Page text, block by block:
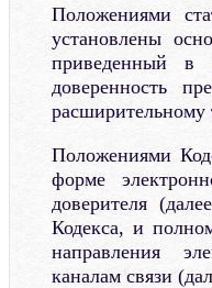
Положениями
установлены
приведенный в
доверенность
расширительному
Положениями
форме
доверителя
Кодекса, и
направления
каналам связи